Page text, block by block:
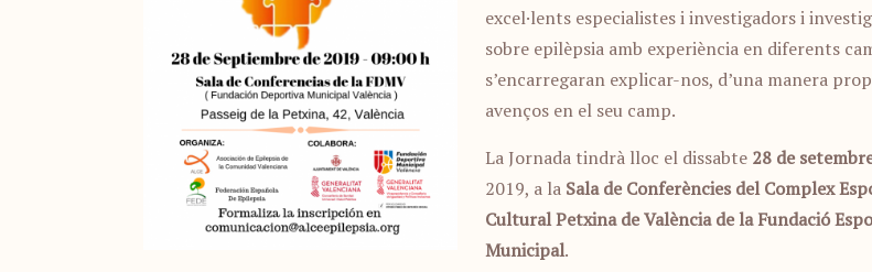
excel·lents especialistes i investigadors i
sobre epilèpsia amb experiència en diferents
s’encarregaran explicar-nos, d’una manera
avenços en el seu camp.
La Jornada tindrà lloc el dissabte 28 de
2019, a la Sala de Conferències del Complex
Cultural Petxina de València de la Fundació
Municipal.